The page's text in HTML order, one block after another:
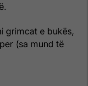
grimcat e bukës,
(sa mund të